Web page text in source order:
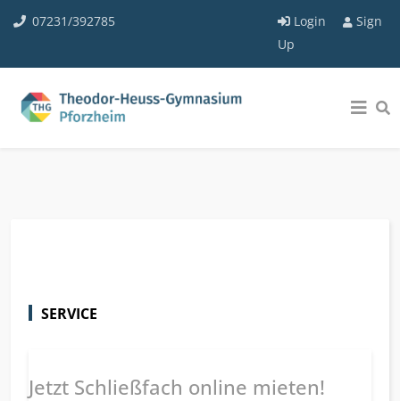
07231/392785 Login
Sign
Up
SERVICE
Jetzt Schließfach online mieten!